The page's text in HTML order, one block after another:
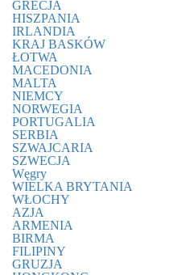
GRECJA
HISZPANIA
IRLANDIA
KRAJ BASKÓW
ŁOTWA
MACEDONIA
MALTA
NIEMCY
NORWEGIA
PORTUGALIA
SERBIA
SZWAJCARIA
SZWECJA
Węgry
WIELKA BRYTANIA
WŁOCHY
AZJA
ARMENIA
BIRMA
FILIPINY
GRUZJA